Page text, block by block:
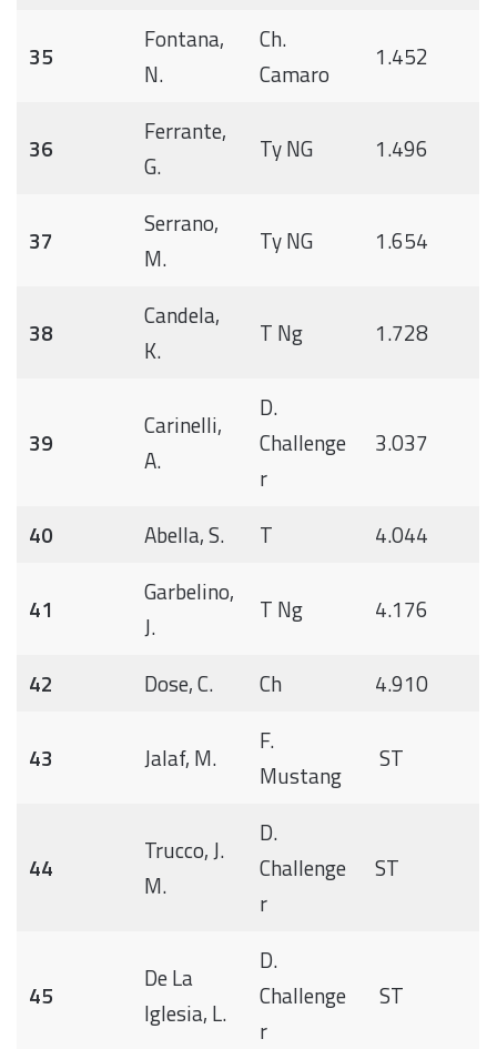
35
Fontana,
N.
Ch.
Camaro
1.452
36
Ferrante,
G.
Ty NG 1.496
37
Serrano,
M.
Ty NG 1.654
38
Candela,
K.
T Ng 1.728
39
Carinelli,
A.
D.
Challenge
r
3.037
40 Abella, S. T 4.044
41
Garbelino,
J.
T Ng 4.176
42 Dose, C. Ch 4.910
43 Jalaf, M.
F.
Mustang
ST
44
Trucco, J.
M.
D.
Challenge
r
ST
45
De La
Iglesia, L.
D.
Challenge
r
ST